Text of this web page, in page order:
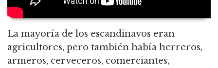
La mayoría de los escandinavos eran
agricultores, pero también había herreros,
armeros, cerveceros, comerciantes,